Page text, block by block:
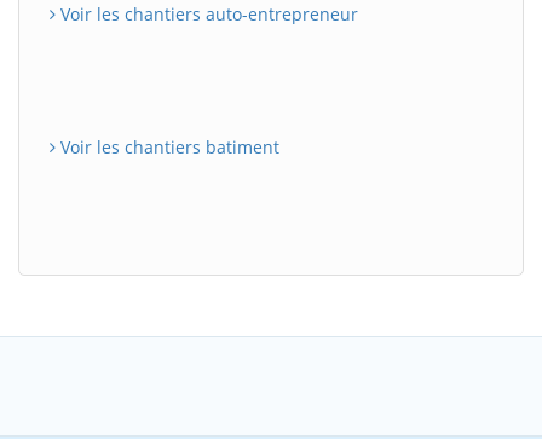
Voir les chantiers auto-entrepreneur
Voir les chantiers batiment